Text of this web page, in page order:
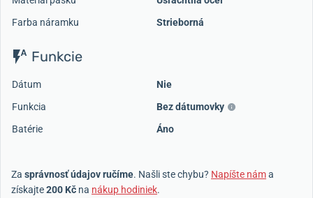
Farba náramku
Strieborná
Funkcie
Dátum
Nie
Funkcia
Bez dátumovky
Batérie
Áno
Za správnosť údajov ručíme. Našli ste chybu? Napíšte náma
získajte200 Kč na nákup hodiniek.